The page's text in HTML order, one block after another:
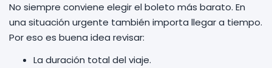
No siempre conviene elegir el boleto más barato. En
una situación urgente también importa llegar a tiempo.
Por eso es buena idea revisar:
La duración total del viaje.